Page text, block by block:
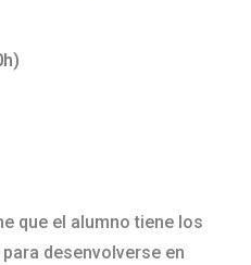
que el alumno tiene los
desenvolverse en